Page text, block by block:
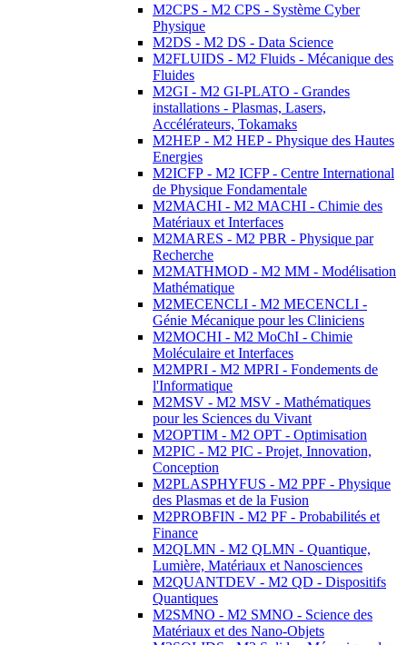
M2CPS - M2 CPS - Système Cyber
Physique
M2DS - M2 DS - Data Science
M2FLUIDS - M2 Fluids - Mécanique des
Fluides
M2GI - M2 GI-PLATO - Grandes
installations - Plasmas, Lasers,
Accélérateurs, Tokamaks
M2HEP - M2 HEP - Physique des Hautes
Energies
M2ICFP - M2 ICFP - Centre International
de Physique Fondamentale
M2MACHI - M2 MACHI - Chimie des
Matériaux et Interfaces
M2MARES - M2 PBR - Physique par
Recherche
M2MATHMOD - M2 MM - Modélisation
Mathématique
M2MECENCLI - M2 MECENCLI -
Génie Mécanique pour les Cliniciens
M2MOCHI - M2 MoChI - Chimie
Moléculaire et Interfaces
M2MPRI - M2 MPRI - Fondements de
l'Informatique
M2MSV - M2 MSV - Mathématiques
pour les Sciences du Vivant
M2OPTIM - M2 OPT - Optimisation
M2PIC - M2 PIC - Projet, Innovation,
Conception
M2PLASPHYFUS - M2 PPF - Physique
des Plasmas et de la Fusion
M2PROBFIN - M2 PF - Probabilités et
Finance
M2QLMN - M2 QLMN - Quantique,
Lumière, Matériaux et Nanosciences
M2QUANTDEV - M2 QD - Dispositifs
Quantiques
M2SMNO - M2 SMNO - Science des
Matériaux et des Nano-Objets